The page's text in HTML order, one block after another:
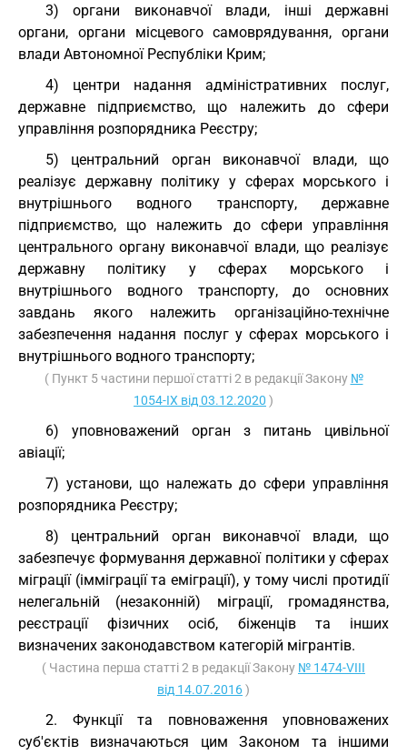
3) органи виконавчої влади, інші державні
органи, органи місцевого самоврядування, органи
влади Автономної Республіки Крим;
4) центри надання адміністративних послуг,
державне підприємство, що належить до сфери
управління розпорядника Реєстру;
5) центральний орган виконавчої влади, що
реалізує державну політику у сферах морського і
внутрішнього водного транспорту, державне
підприємство, що належить до сфери управління
центрального органу виконавчої влади, що реалізує
державну політику у сферах морського і
внутрішнього водного транспорту, до основних
завдань якого належить організаційно-технічне
забезпечення надання послуг у сферах морського і
внутрішнього водного транспорту;
( Пункт 5 частини першої статті 2 в редакції Закону №
1054-IX від 03.12.2020 )
6) уповноважений орган з питань цивільної
авіації;
7) установи, що належать до сфери управління
розпорядника Реєстру;
8) центральний орган виконавчої влади, що
забезпечує формування державної політики у сферах
міграції (імміграції та еміграції), у тому числі протидії
нелегальній (незаконній) міграції, громадянства,
реєстрації фізичних осіб, біженців та інших
визначених законодавством категорій мігрантів.
( Частина перша статті 2 в редакції Закону № 1474-VIII
від 14.07.2016)
2. Функції та повноваження уповноважених
суб'єктів визначаються цим Законом та іншими